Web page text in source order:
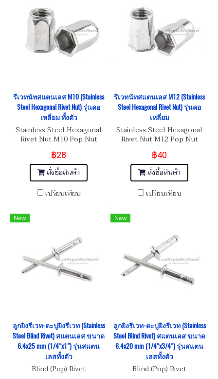
รีเวทนัทสแตนเลส M10 (Stainless
Steel Hexagonal Rivet Nut) รุ่นคอ
เหลี่ยม ทั้งตัว
Stainless Steel Hexagonal
Rivet Nut M10 Pop Nut
฿28
สั่งซื้อสินค้า
เปรียบเทียบ
รีเวทนัทสแตนเลส M12 (Stainless
Steel Hexagonal Rivet Nut) รุ่นคอ
เหลี่ยม
Stainless Steel Hexagonal
Rivet Nut M12 Pop Nut
฿40
สั่งซื้อสินค้า
เปรียบเทียบ
New
ลูกยิงรีเวท-ตะปูยิงรีเวท (Stainless
Steel Blind Rivet) สแตนเลส ขนาด
6.4x25 mm (1/4"x1") รุ่นสแตน
เลสทั้งตัว
Blind (Pop) Rivet
New
ลูกยิงรีเวท-ตะปูยิงรีเวท (Stainless
Steel Blind Rivet) สแตนเลส ขนาด
6.4x20 mm (1/4"x3/4") รุ่นสแตน
เลสทั้งตัว
Blind (Pop) Rivet